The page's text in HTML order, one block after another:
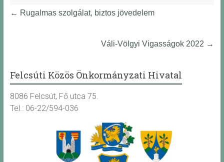
← Rugalmas szolgálat, biztos jövedelem
Váli-Völgyi Vigasságok 2022 →
Felcsúti Közös Önkormányzati Hivatal
8086 Felcsút, Fő utca 75.
Tel.: 06-22/594-036